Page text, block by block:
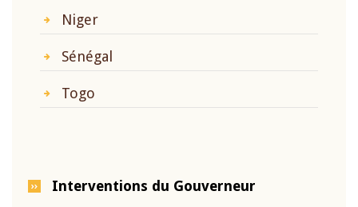
Niger
Sénégal
Togo
Interventions du Gouverneur